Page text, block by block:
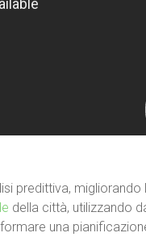
predittiva,
della città, utilizzando
una